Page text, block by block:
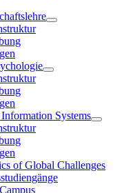
Systems
of Global Challenges